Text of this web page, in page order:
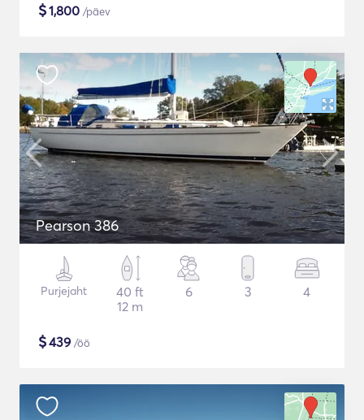
$1,800 /päev
Pearson 386
Purjejaht
40 ft
12 m
6 3 4
$439 /öö